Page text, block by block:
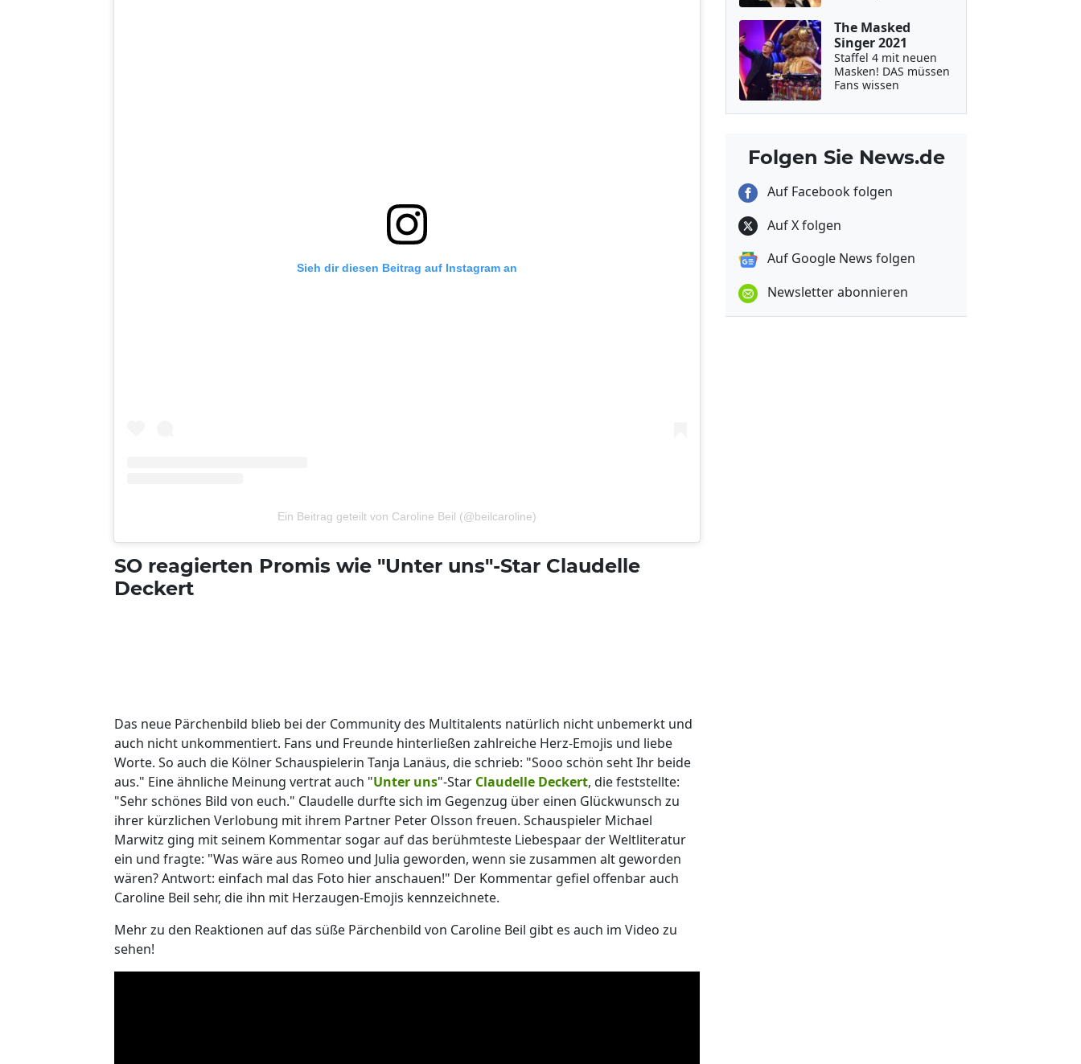
Sieh dir diesen Beitrag auf Instagram an
Ein Beitrag geteilt von Caroline Beil (@beilcaroline)
SO reagierten Promis wie "Unter uns"-Star Claudelle
Deckert
Das neue Pärchenbild blieb bei der Community des Multitalents natürlich nicht unbemerkt und
auch nicht unkommentiert. Fans und Freunde hinterließen zahlreiche Herz-Emojis und liebe
Worte. So auch die Kölner Schauspielerin Tanja Lanäus, die schrieb: "Sooo schön seht Ihr beide
aus." Eine ähnliche Meinung vertrat auch "Unter uns"-Star Claudelle Deckert, die feststellte:
"Sehr schönes Bild von euch." Claudelle durfte sich im Gegenzug über einen Glückwunsch zu
ihrer kürzlichen Verlobung mit ihrem Partner Peter Olsson freuen. Schauspieler Michael
Marwitz ging mit seinem Kommentar sogar auf das berühmteste Liebespaar der Weltliteratur
ein und fragte: "Was wäre aus Romeo und Julia geworden, wenn sie zusammen alt geworden
wären? Antwort: einfach mal das Foto hier anschauen!" Der Kommentar gefiel offenbar auch
Caroline Beil sehr, die ihn mit Herzaugen-Emojis kennzeichnete.
Mehr zu den Reaktionen auf das süße Pärchenbild von Caroline Beil gibt es auch im Video zu
sehen!
The Masked
Singer 2021
Staffel 4 mit neuen
Masken! DAS müssen
Fans wissen
Folgen Sie News.de
Auf Facebook folgen
Auf X folgen
Auf Google News folgen
Newsletter abonnieren